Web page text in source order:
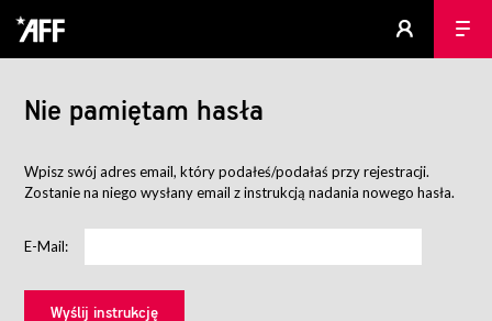
Nie pamiętam hasła
Wpisz swój adres email, który podałeś/podałaś przy rejestracji.
Zostanie na niego wysłany email z instrukcją nadania nowego hasła.
E-Mail: